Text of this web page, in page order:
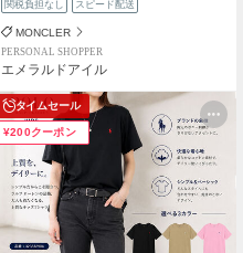
関税負担なし スピード配送
MONCLER
PERSONAL SHOPPER
エメラルドアイル
タイムセール
¥200クーポン